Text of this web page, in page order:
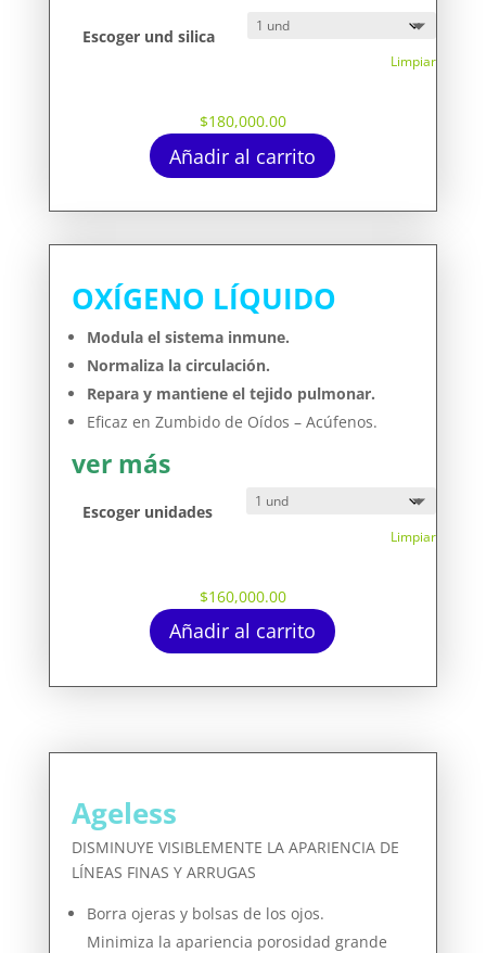
Escoger und silica
Limpiar
$180,000.00
Añadir al carrito
OXÍGENO LÍQUIDO
Modula el sistema inmune.
Normaliza la circulación.
Repara y mantiene el tejido pulmonar.
Eficaz en Zumbido de Oídos – Acúfenos.
ver más
Escoger unidades
Limpiar
$160,000.00
Añadir al carrito
Ageless
DISMINUYE VISIBLEMENTE LA APARIENCIA DE
LÍNEAS FINAS Y ARRUGAS
Borra ojeras y bolsas de los ojos.
Minimiza la apariencia porosidad grande